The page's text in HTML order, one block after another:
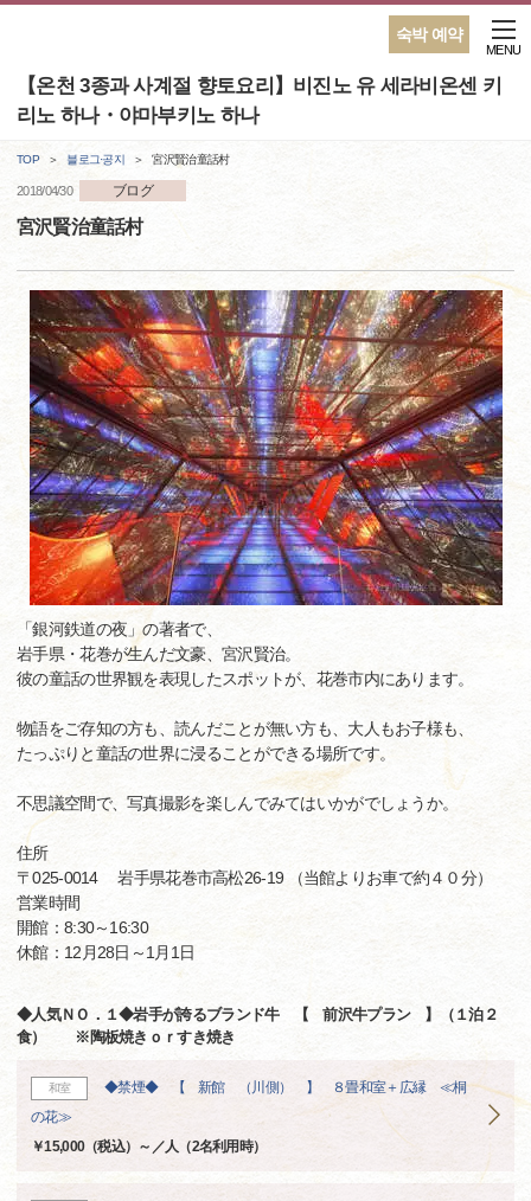
숙박 예약
【온천 3종과 사계절 향토요리】비진노 유 세라비온센 키
리노 하나・야마부키노 하나
MENU
TOP 블로그·공지 宮沢賢治童話村
2018/04/30 ブログ
宮沢賢治童話村
「銀河鉄道の夜」の著者で、
岩手県・花巻が生んだ文豪、宮沢賢治。
彼の童話の世界観を表現したスポットが、花巻市内にあります。
物語をご存知の方も、読んだことが無い方も、大人もお子様も、
たっぷりと童話の世界に浸ることができる場所です。
不思議空間で、写真撮影を楽しんでみてはいかがでしょうか。
住所
〒025-0014 岩手県花巻市高松26-19 （当館よりお車で約４０分）
営業時間
開館：8:30～16:30
休館：12月28日～1月1日
◆人気ＮＯ．１◆岩手が誇るブランド牛 【 前沢牛プラン 】（１泊２
食） ※陶板焼きｏｒすき焼き
和室
◆禁煙◆ 【 新館 （川側） 】 ８畳和室＋広縁 ≪桐
の花≫
￥15,000（税込）～／人（2名利用時）